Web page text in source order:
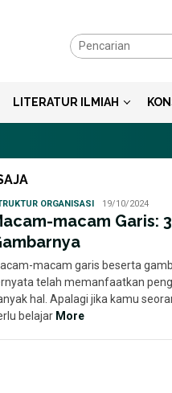
LITERATUR ILMIAH
ORGANISASIAyu19/10/2024
macam Garis:
macam garis beserta
telah memanfaatkan
hal. Apalagi jika kamu
belajar More